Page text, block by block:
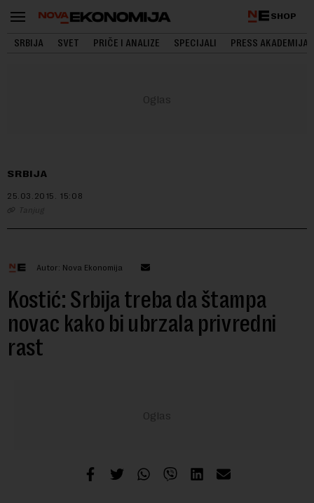
SHOP
SRBIJA SVET PRIČE I ANALIZE SPECIJALI PRESS AKADEMIJA
SRBIJA
25.03.2015. 15:08
Tanjug
Autor: Nova Ekonomija
Kostić: Srbija treba da štampa
novac kako bi ubrzala privredni
rast